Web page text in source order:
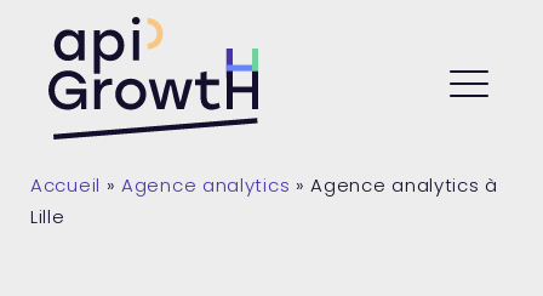
contentAPI Growth
Accueil »Agence analytics »Agence analytics à
Lille